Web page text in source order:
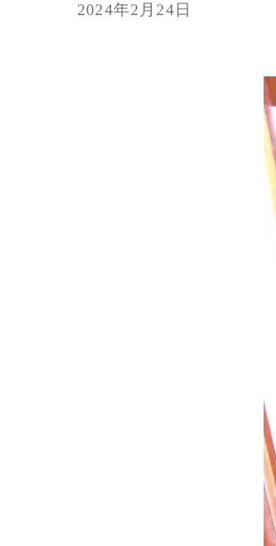
2024年2月24日